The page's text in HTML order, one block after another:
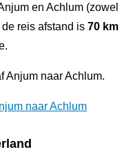
en Achlum (zowel
de reis afstand is 70 km
Anjum naar Achlum.
naar Achlum